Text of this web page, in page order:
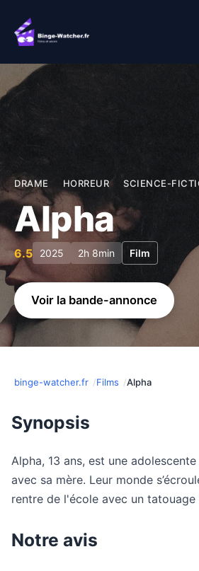
contenu
DRAME HORREUR SCIENCE-
Alpha
6.5 2025 2h 8min Film
Voir la bande-annonce
binge-watcher.fr Films Alpha
Synopsis
Alpha, 13 ans, est une
avec sa mère. Leur monde
rentre de l'école avec un tatouage
Notre avis